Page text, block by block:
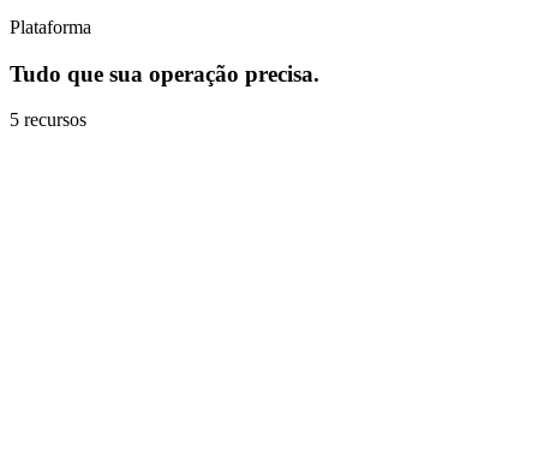
Plataforma
Tudo que sua operação precisa.
5 recursos